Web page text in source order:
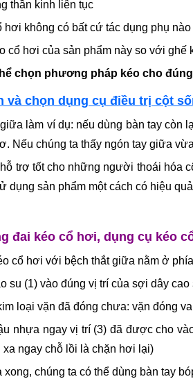
thần kinh liên tục
hơi không có bất cứ tác dụng phụ
cổ hơi của sản phẩm này so với ghế
chọn phương pháp kéo cho
và chọn dụng cụ điều trị cột
làm ví dụ: nếu dùng bàn tay còn
Nếu chúng ta thấy ngón tay giữa
trợ tốt cho những người thoái hóa
dụng sản phẩm một cách có hiệu
đai kéo cổ hơi, dụng cụ kéo
cổ hơi với bệch thắt giữa nằm ở
su (1) vào đúng vị trí của sợi dây cao
loại vặn đã đóng chưa: vặn đóng
nhựa ngay vị trí (3) đã được cho
xa ngay chỗ lồi là chặn hơi lại)
xong, chúng ta có thể dùng bàn tay